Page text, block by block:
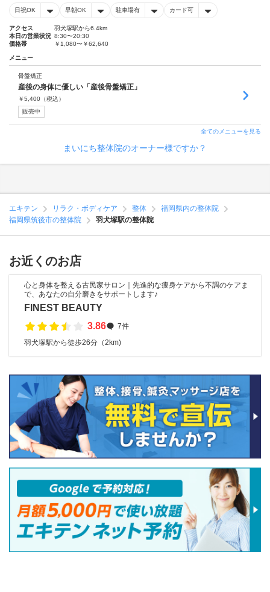
日祝OK 早朝OK 駐車場有 カード可
アクセス
羽犬塚駅から6.4km
本日の営業状況 8:30〜20:30
価格帯
￥1,080〜￥62,640
メニュー
骨盤矯正
産後の身体に優しい「産後骨盤矯正」
￥5,400 （税込）
販売中
全てのメニューを見る
まいにち整体院のオーナー様ですか？
エキテン リラク・ボディケア 整体
福岡県内の整体院
福岡県筑後市の整体院
羽犬塚駅の整体院
お近くのお店
心と身体を整える古民家サロン｜先進的な痩身ケアから不調のケアま
で、あなたの自分磨きをサポートします♪
FINEST BEAUTY
3.86
7件
羽犬塚駅から徒歩26分（2km)